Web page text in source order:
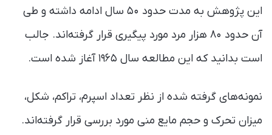
این پژوهش به مدت حدود ۵۰ سال ادامه داشته و طی
آن حدود ۸۰ هزار مرد مورد پیگیری قرار گرفته‌اند. جالب
است بدانید که این مطالعه سال ۱۹۶۵ آغاز شده است.
نمونه‌های گرفته شده از نظر تعداد اسپرم، تراکم، شکل،
میزان تحرک و حجم مایع منی مورد بررسی قرار گرفته‌اند.